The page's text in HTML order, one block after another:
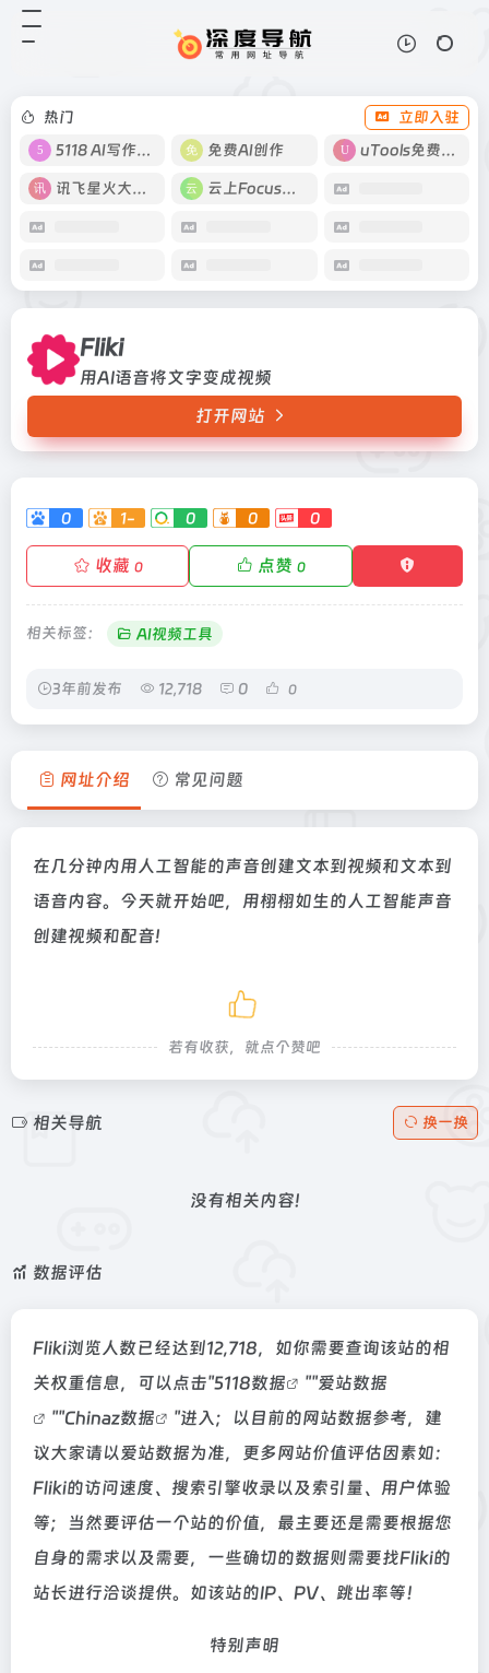
热门
立即入驻
5118 AI写作工具
免费AI创作 uTools免费工具箱
讯飞星火大模型 云上Focus接码
Fliki
用AI语音将文字变成视频
打开网站
0 1- 0 0 0
收藏 0 点赞 0
相关标签： AI视频工具
3年前发布 12,718 0 0
网址介绍 常见问题
在几分钟内用人工智能的声音创建文本到视频和文本到
语音内容。今天就开始吧，用栩栩如生的人工智能声音
创建视频和配音!
若有收获，就点个赞吧
相关导航 换一换
没有相关内容!
数据评估
Fliki浏览人数已经达到12,718，如你需要查询该站的相
关权重信息，可以点击"5118数据 ""爱站数据
""Chinaz数据
"进入；以目前的网站数据参考，建
议大家请以爱站数据为准，更多网站价值评估因素如：
Fliki的访问速度、搜索引擎收录以及索引量、用户体验
等；当然要评估一个站的价值，最主要还是需要根据您
自身的需求以及需要，一些确切的数据则需要找Fliki的
站长进行洽谈提供。如该站的IP、PV、跳出率等！
特别声明